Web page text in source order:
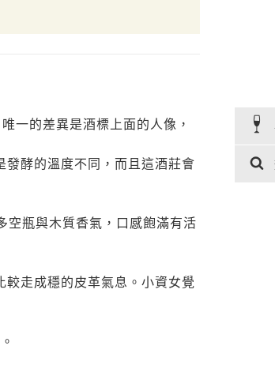
一的差異是酒標上面的人像，
發酵的溫度不同，而且這酒莊會
空瓶與木質香氣，口感飽滿有活
走成穩的皮革氣息。小資女覺